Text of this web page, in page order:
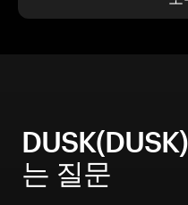
는 질문